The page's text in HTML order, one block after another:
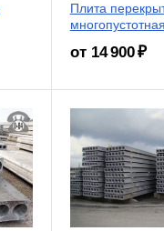
Плита
многопустотная
от 14 900 ₽